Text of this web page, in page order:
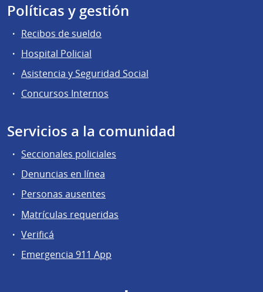
Políticas y gestión
Recibos de sueldo
Hospital Policial
Asistencia y Seguridad Social
Concursos Internos
Servicios a la comunidad
Seccionales policiales
Denuncias en línea
Personas ausentes
Matrículas requeridas
Verificá
Emergencia 911 App